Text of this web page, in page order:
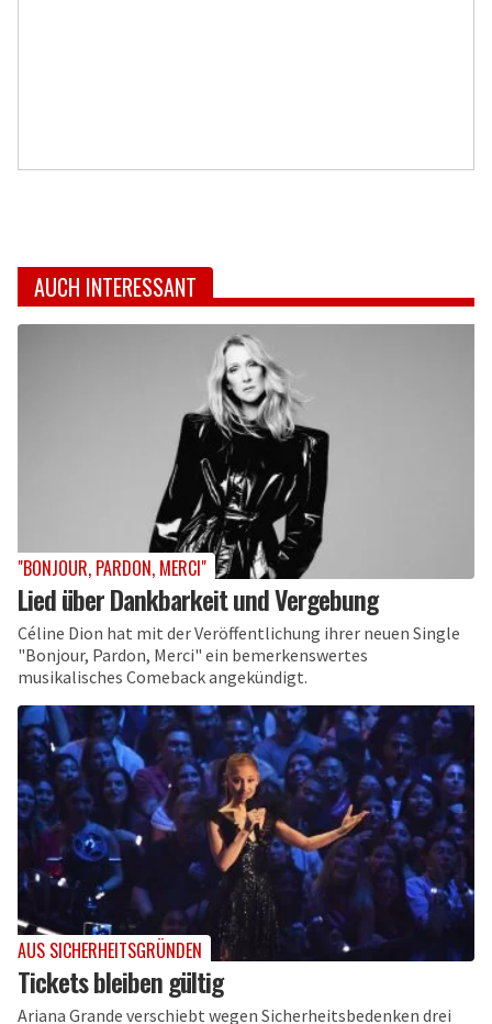
AUCH INTERESSANT
"BONJOUR, PARDON, MERCI"
Lied über Dankbarkeit und Vergebung
Céline Dion hat mit der Veröffentlichung ihrer neuen Single
"Bonjour, Pardon, Merci" ein bemerkenswertes
musikalisches Comeback angekündigt.
AUS SICHERHEITSGRÜNDEN
Tickets bleiben gültig
Ariana Grande verschiebt wegen Sicherheitsbedenken drei